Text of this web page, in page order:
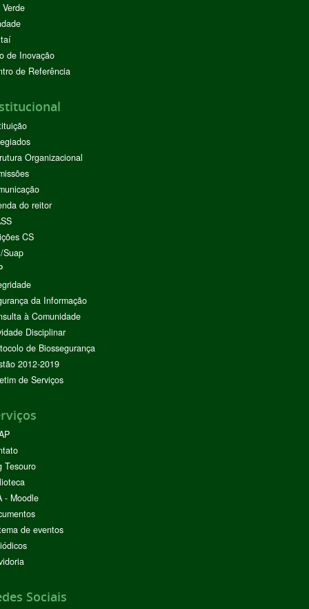
de Inovação
de Referência
Organizacional
do reitor
CS
Suap
da Informação
à Comunidade
Disciplinar
de Biossegurança
2012-2019
de Serviços
Tesouro
- Moodle
de eventos
Sociais